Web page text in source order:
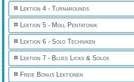
Lektion 4 - Turnarounds
Lektion 5 - Moll Pentatonik
Lektion 6 - Solo Techniken
Lektion 7 - Blues Licks & Solos
Freie Bonus Lektionen